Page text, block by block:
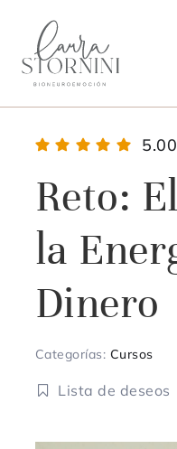
contenido
5.00
Reto:
la
Dinero
Categorías: Cursos
Lista de deseos